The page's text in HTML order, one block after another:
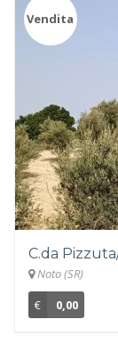
Vendita
C.da
Noto (SR)
€
0,00